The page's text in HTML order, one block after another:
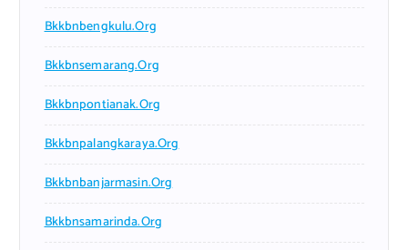
Bkkbnbengkulu.org
Bkkbnsemarang.org
Bkkbnpontianak.org
Bkkbnpalangkaraya.org
Bkkbnbanjarmasin.org
Bkkbnsamarinda.org